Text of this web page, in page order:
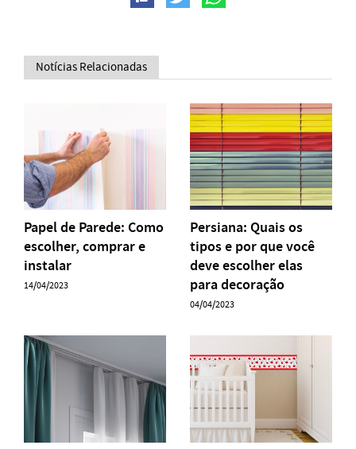
Notícias Relacionadas
Papel de Parede: Como
escolher, comprar e
instalar
14/04/2023
Persiana: Quais os
tipos e por que você
deve escolher elas
para decoração
04/04/2023